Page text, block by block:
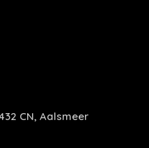
CN, Aalsmeer